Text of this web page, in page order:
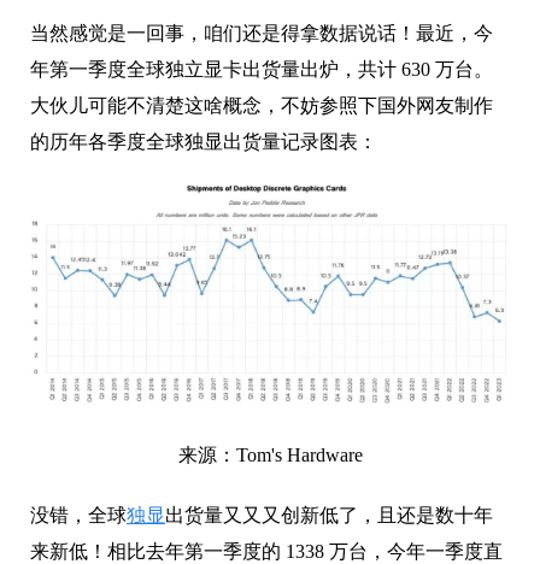
当然感觉是一回事，咱们还是得拿数据说话！最近，今
年第一季度全球独立显卡出货量出炉，共计 630 万台。
大伙儿可能不清楚这啥概念，不妨参照下国外网友制作
的历年各季度全球独显出货量记录图表：
来源：Tom's Hardware
没错，全球独显出货量又又又创新低了，且还是数十年
来新低！相比去年第一季度的 1338 万台，今年一季度直